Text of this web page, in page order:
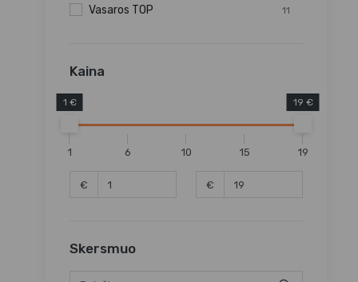
Vasaros TOP 11
Kaina
1 € 19 €
1 6 10 15 19
€ €
Skersmuo